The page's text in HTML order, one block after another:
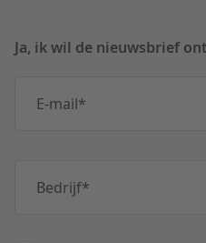
Ja, ik wil de nieuwsbrief
E-mail*
Bedrijf*